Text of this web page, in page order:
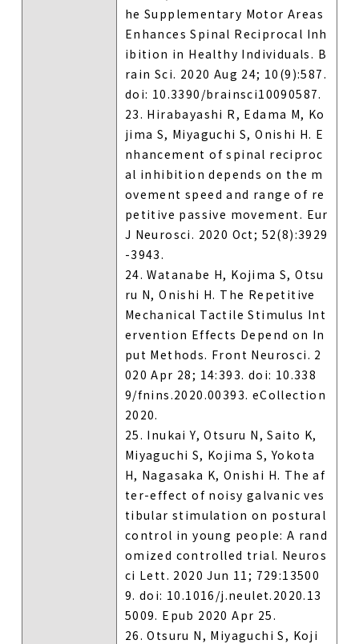
he Supplementary Motor Areas
Enhances Spinal Reciprocal Inh
ibition in Healthy Individuals. B
rain Sci. 2020 Aug 24; 10(9):587.
doi: 10.3390/brainsci10090587.
23. Hirabayashi R, Edama M, Ko
jima S, Miyaguchi S, Onishi H. E
nhancement of spinal reciproc
al inhibition depends on the m
ovement speed and range of re
petitive passive movement. Eur
J Neurosci. 2020 Oct; 52(8):3929
-3943.
24. Watanabe H, Kojima S, Otsu
ru N, Onishi H. The Repetitive
Mechanical Tactile Stimulus Int
ervention Effects Depend on In
put Methods. Front Neurosci. 2
020 Apr 28; 14:393. doi: 10.338
9/fnins.2020.00393. eCollection
2020.
25. Inukai Y, Otsuru N, Saito K,
Miyaguchi S, Kojima S, Yokota
H, Nagasaka K, Onishi H. The af
ter-effect of noisy galvanic ves
tibular stimulation on postural
control in young people: A rand
omized controlled trial. Neuros
ci Lett. 2020 Jun 11; 729:13500
9. doi: 10.1016/j.neulet.2020.13
5009. Epub 2020 Apr 25.
26. Otsuru N, Miyaguchi S, Koji